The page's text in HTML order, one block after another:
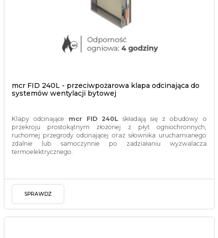
mcr FID 240L - przeciwpożarowa klapa odcinająca do
systemów wentylacji bytowej
Klapy odcinające mcr FID 240Lskładają się z obudowy o
przekroju prostokątnym złożonej z płyt ogniochronnych,
ruchomej przegrody odcinającej oraz siłownika uruchamianego
zdalnie lub samoczynnie po zadziałaniu wyzwalacza
termoelektrycznego.
SPRAWDŹ